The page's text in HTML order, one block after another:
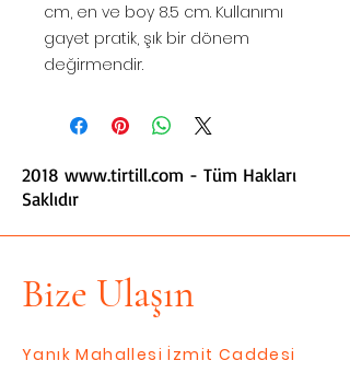
cm, en ve boy 8.5 cm. Kullanımı
gayet pratik, şık bir dönem
değirmendir.
2018 www.tirtill.com - Tüm Hakları
Saklıdır
Bize Ulaşın
Yanık Mahallesi İzmit Caddesi